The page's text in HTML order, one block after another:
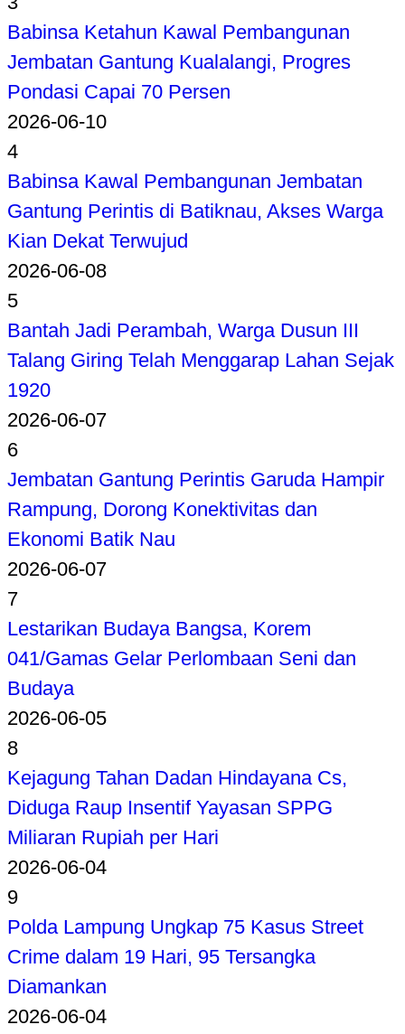
Babinsa Ketahun Kawal Pembangunan
Jembatan Gantung Kualalangi, Progres
Pondasi Capai 70 Persen
2026-06-10
4
Babinsa Kawal Pembangunan Jembatan
Gantung Perintis di Batiknau, Akses Warga
Kian Dekat Terwujud
2026-06-08
5
Bantah Jadi Perambah, Warga Dusun III
Talang Giring Telah Menggarap Lahan Sejak
1920
2026-06-07
6
Jembatan Gantung Perintis Garuda Hampir
Rampung, Dorong Konektivitas dan
Ekonomi Batik Nau
2026-06-07
7
Lestarikan Budaya Bangsa, Korem
041/Gamas Gelar Perlombaan Seni dan
Budaya
2026-06-05
8
Kejagung Tahan Dadan Hindayana Cs,
Diduga Raup Insentif Yayasan SPPG
Miliaran Rupiah per Hari
2026-06-04
9
Polda Lampung Ungkap 75 Kasus Street
Crime dalam 19 Hari, 95 Tersangka
Diamankan
2026-06-04